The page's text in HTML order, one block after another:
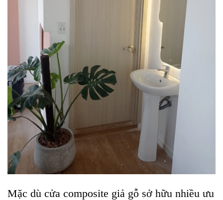
Mặc dù cửa composite giả gỗ sở hữu nhiều ưu